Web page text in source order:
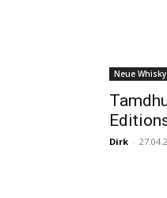
Neue
Dirk -